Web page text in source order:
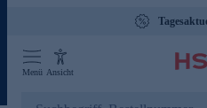
Menü Ansicht